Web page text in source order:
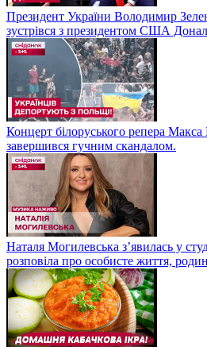
Президент України Володимир
зустрівся з президентом США
Концерт білоруського репера
завершився гучним скандалом.
Наталя Могилевська з’явилась у
розповіла про особисте життя,